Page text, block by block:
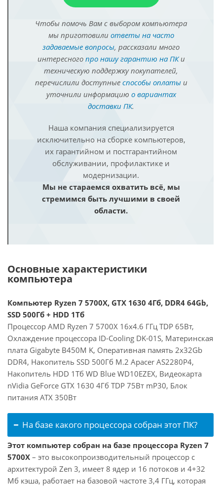
Чтобы помочь Вам с выбором компьютера
мы приготовили ответы на часто
задаваемые вопросы, рассказали много
интересного про нашу гарантию на ПКи
техническую поддержку покупателей,
перечислили доступные способы оплатыи
уточнили информацию о вариантах
доставки ПК.
Наша компания специализируется
исключительно на сборке компьютеров,
их гарантийном и постгарантийном
обслуживании, профилактике и
модернизации.
Мы не стараемся охватить всё, мы
стремимся быть лучшими в своей
области.
Основные характеристики
компьютера
Компьютер Ryzen 7 5700X, GTX 1630 4Гб, DDR4 64Gb,
SSD 500Гб + HDD 1Тб
Процессор AMD Ryzen 7 5700X 16x4.6 ГГц TDP 65Вт,
Охлаждение процессора ID-Cooling DK-01S, Материнская
плата Gigabyte B450M K, Оперативная память 2x32Gb
DDR4, Накопитель SSD 500Гб M.2 Apacer AS2280P4,
Накопитель HDD 1Тб WD Blue WD10EZEX, Видеокарта
nVidia GeForce GTX 1630 4Гб TDP 75Вт mP30, Блок
питания ATX 350Вт
На базе какого процессора собран этот ПК?
Этот компьютер собран на базе процессора Ryzen 7
5700X – это высокопроизводительный процессор с
архитектурой Zen 3, имеет 8 ядер и 16 потоков и 4+32
Мб кэша, работает на базовой частоте 3,4 ГГц, которая